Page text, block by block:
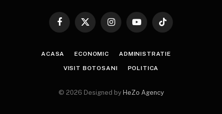
Facebook
X
InstagramYouTubeTikTok
ACASA ECONOMIC ADMINISTRATIE
VISIT BOTOSANI POLITICA
© 2026 Designed by HeZo Agency